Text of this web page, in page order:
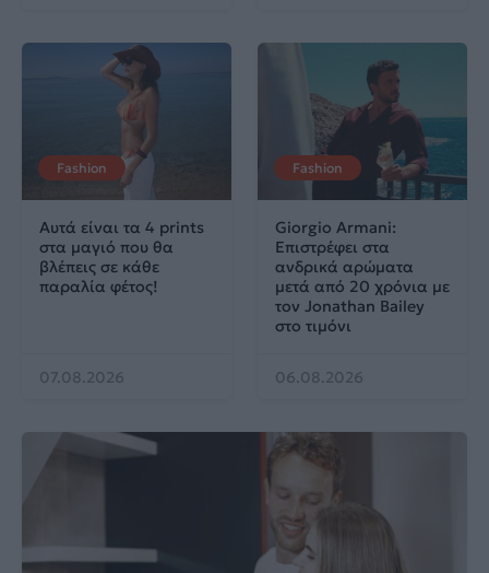
Fashion
Αυτά είναι τα 4 prints
στα μαγιό που θα
βλέπεις σε κάθε
παραλία φέτος!
07.08.2026
Fashion
Giorgio Armani:
Επιστρέφει στα
ανδρικά αρώματα
μετά από 20 χρόνια με
τον Jonathan Bailey
στο τιμόνι
06.08.2026